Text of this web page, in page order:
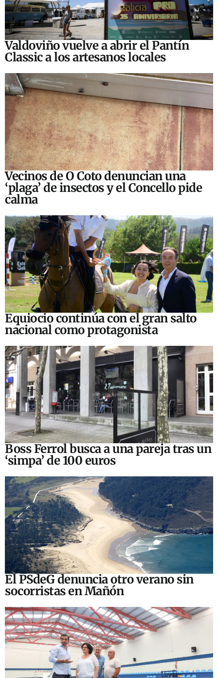
Valdoviño vuelve a abrir el Pantín
Classic a los artesanos locales
Vecinos de O Coto denuncian una
‘plaga’ de insectos y el Concello pide
calma
Equiocio continúa con el gran salto
nacional como protagonista
Boss Ferrol busca a una pareja tras un
‘simpa’ de 100 euros
El PSdeG denuncia otro verano sin
socorristas en Mañón